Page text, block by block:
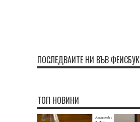
ПОСЛЕДВАЙТЕ НИ ВЪВ ФЕЙСБУК
ТОП НОВИНИ